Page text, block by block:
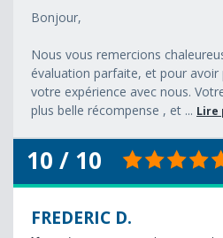
Bonjour,
Nous vous remercions
évaluation parfaite, et pour
votre expérience avec nous.
plus belle récompense , et ... Lire
10 / 10
FREDERIC D.